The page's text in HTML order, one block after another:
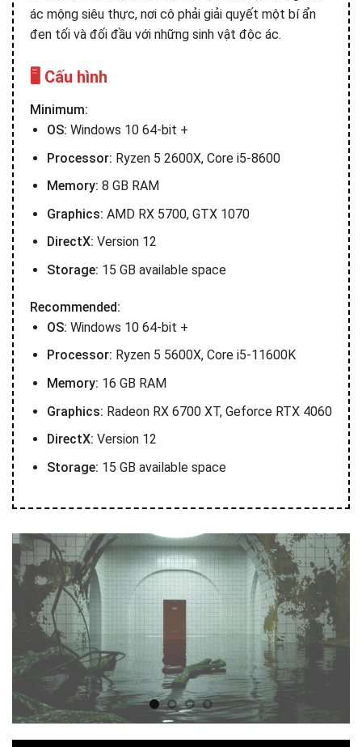
ác mộng siêu thực, nơi cô phải giải quyết một bí ẩn
đen tối và đối đầu với những sinh vật độc ác.
🖥️ Cấu hình
Minimum:
OS: Windows 10 64-bit +
Processor: Ryzen 5 2600X, Core i5-8600
Memory: 8 GB RAM
Graphics: AMD RX 5700, GTX 1070
DirectX: Version 12
Storage: 15 GB available space
Recommended:
OS: Windows 10 64-bit +
Processor: Ryzen 5 5600X, Core i5-11600K
Memory: 16 GB RAM
Graphics: Radeon RX 6700 XT, Geforce RTX 4060
DirectX: Version 12
Storage: 15 GB available space